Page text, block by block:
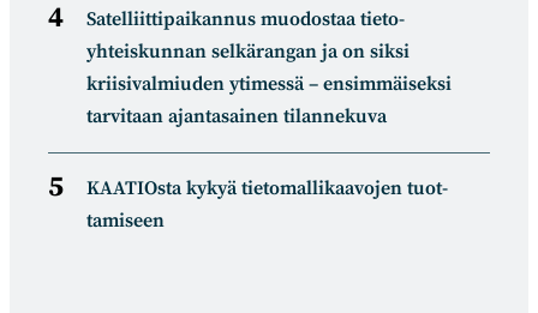
Satelliitti­paikannus muodostaa tieto­
yhteiskunnan selkä­rangan ja on siksi
kriisivalmiuden ytimessä – ensimmäiseksi
tarvitaan ajantasainen tilannekuva
KAATIOsta kykyä tietomal­likaa­vojen tuot­
tamiseen